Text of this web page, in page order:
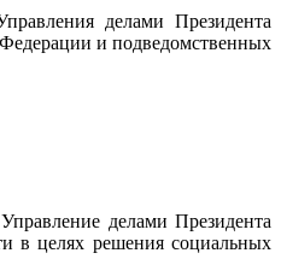
делами Президента
и подведомственных
делами Президента
в целях решения социальных